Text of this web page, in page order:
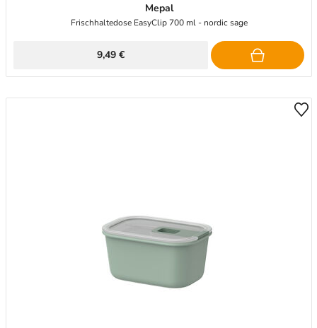
Mepal
Frischhaltedose EasyClip 700 ml - nordic sage
9,49 €